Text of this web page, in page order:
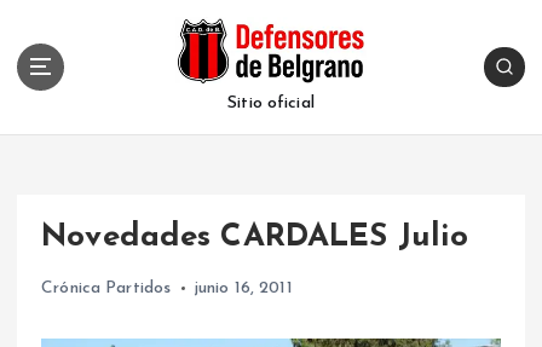
Sitio oficial
Novedades CARDALES Julio
Crónica Partidos junio 16, 2011